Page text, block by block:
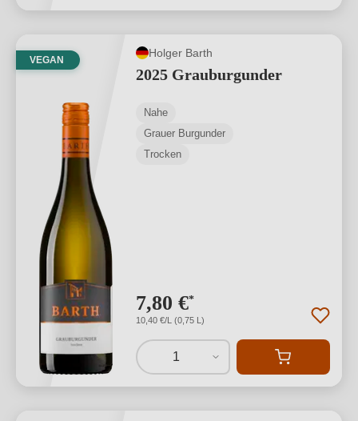
VEGAN
Holger Barth
2025 Grauburgunder
Nahe
Grauer Burgunder
Trocken
7,80 €*
10,40 €/L (0,75 L)
1